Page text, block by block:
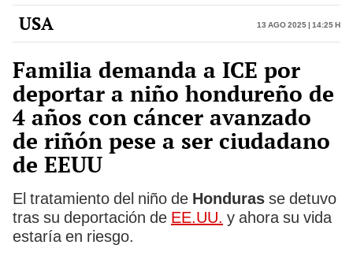
USA 13 Ago 2025 | 14:25 h
Familia demanda a ICE por
deportar a niño hondureño de
4 años con cáncer avanzado
de riñón pese a ser ciudadano
de EEUU
El tratamiento del niño de Honduras se detuvo
tras su deportación de EE.UU. y ahora su vida
estaría en riesgo.